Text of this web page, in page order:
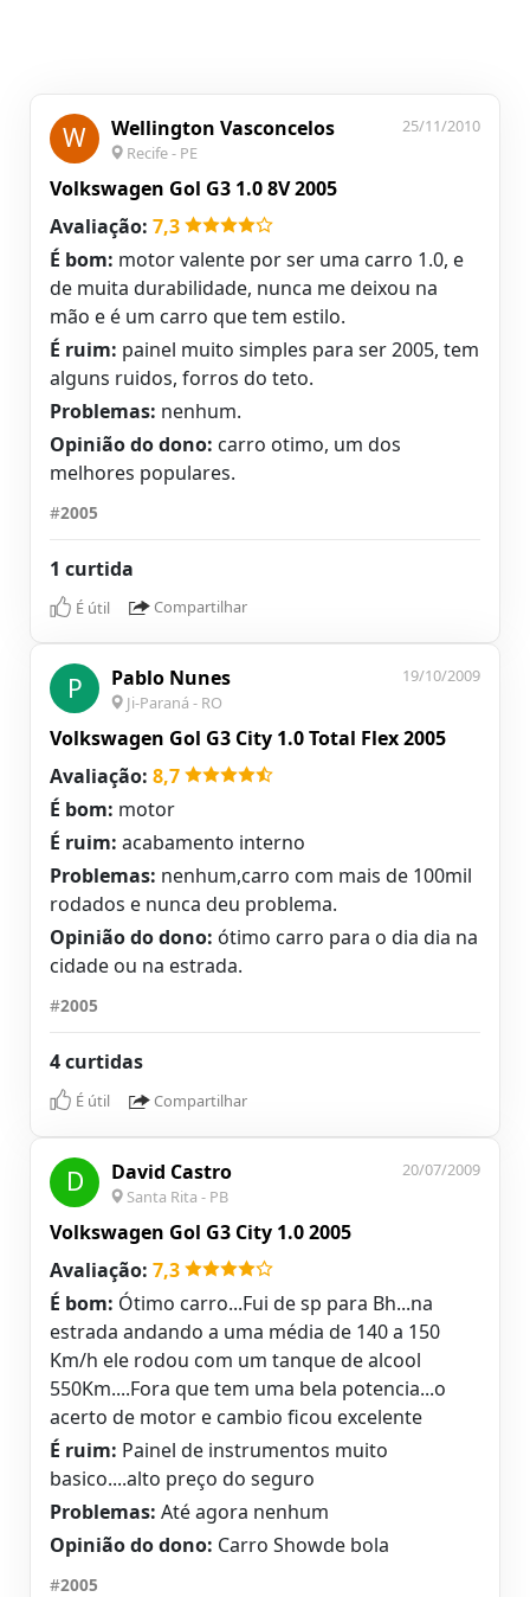
W Wellington Vasconcelos
Recife - PE
25/11/2010
Volkswagen Gol G3 1.0 8V 2005
Avaliação: 7,3
É bom: motor valente por ser uma carro 1.0, e
de muita durabilidade, nunca me deixou na
mão e é um carro que tem estilo.
É ruim: painel muito simples para ser 2005, tem
alguns ruidos, forros do teto.
Problemas: nenhum.
Opinião do dono: carro otimo, um dos
melhores populares.
#2005
1 curtida
É útil Compartilhar
P Pablo Nunes
Ji-Paraná - RO
19/10/2009
Volkswagen Gol G3 City 1.0 Total Flex 2005
Avaliação: 8,7
É bom: motor
É ruim: acabamento interno
Problemas: nenhum,carro com mais de 100mil
rodados e nunca deu problema.
Opinião do dono: ótimo carro para o dia dia na
cidade ou na estrada.
#2005
4 curtidas
É útil Compartilhar
D David Castro
Santa Rita - PB
20/07/2009
Volkswagen Gol G3 City 1.0 2005
Avaliação: 7,3
É bom: Ótimo carro...Fui de sp para Bh...na
estrada andando a uma média de 140 a 150
Km/h ele rodou com um tanque de alcool
550Km....Fora que tem uma bela potencia...o
acerto de motor e cambio ficou excelente
É ruim: Painel de instrumentos muito
basico....alto preço do seguro
Problemas: Até agora nenhum
Opinião do dono: Carro Showde bola
#2005